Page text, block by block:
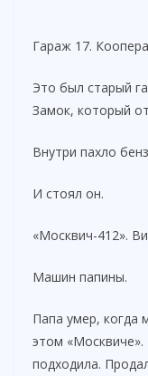
Гараж 17.
Это был старый
Замок, который
Внутри пахло
И стоял он.
«Москвич-412».
Машин папины.
Папа умер, когда
этом
подходила.